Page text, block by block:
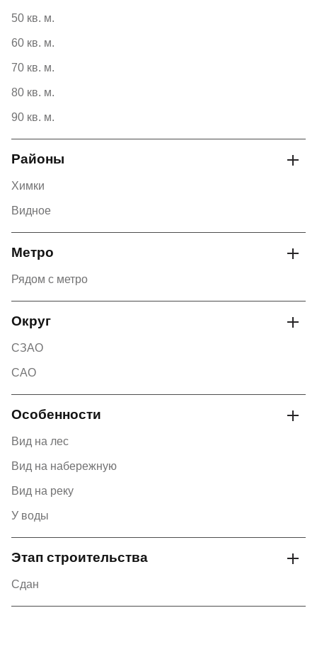
50 кв. м.
60 кв. м.
70 кв. м.
80 кв. м.
90 кв. м.
Районы
Химки
Видное
Метро
Рядом с метро
Округ
СЗАО
САО
Особенности
Вид на лес
Вид на набережную
Вид на реку
У воды
Этап строительства
Сдан